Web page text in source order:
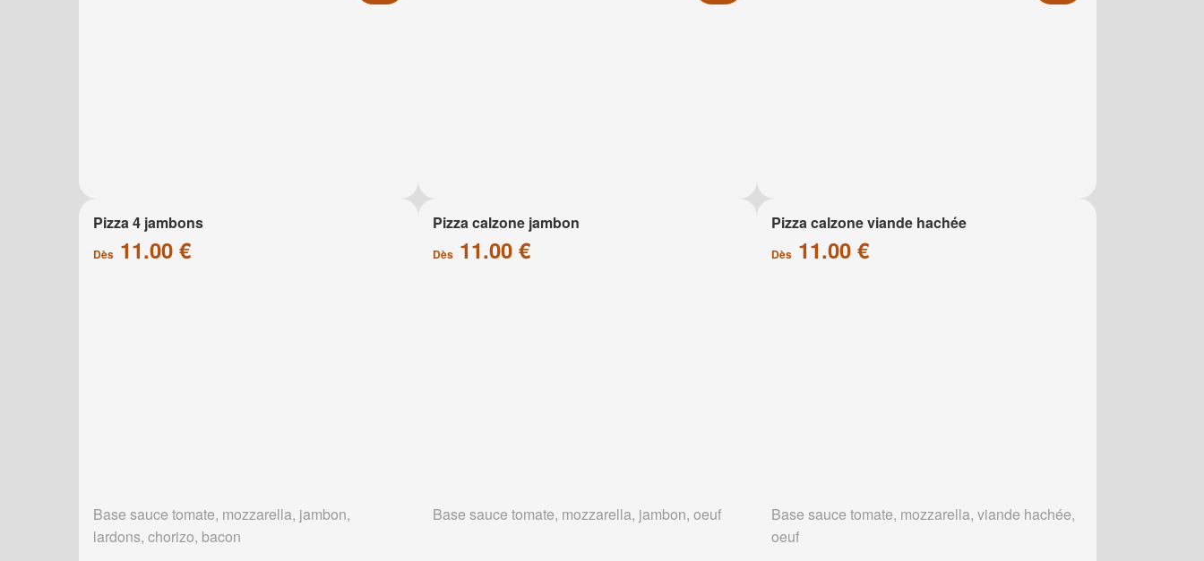
Pizza 4 jambons
Dès 11.00 €
Base sauce tomate, mozzarella, jambon,
lardons, chorizo, bacon
Pizza calzone jambon
Dès11.00 €
Base sauce tomate, mozzarella, jambon, oeuf
Pizza calzone viande hachée
Dès 11.00 €
Base sauce tomate, mozzarella, viande hachée,
oeuf